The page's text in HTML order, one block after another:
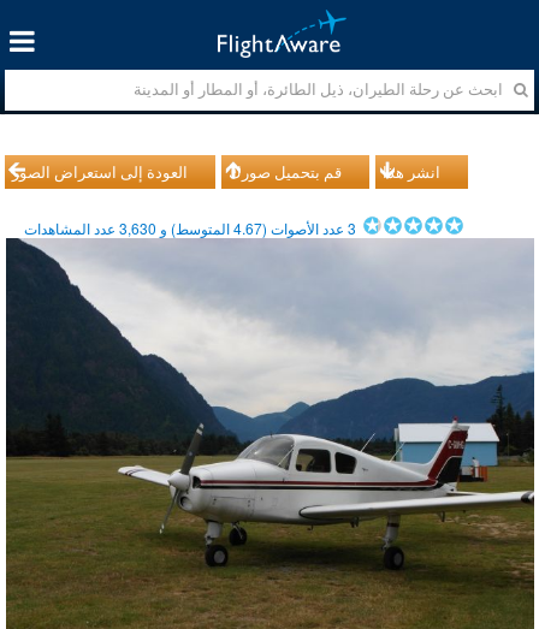
العودة إلى استعراض الصور قم بتحميل صورك انشر هذا
3عدد الأصوات (4.67المتوسط) و 3,630عدد المشاهدات